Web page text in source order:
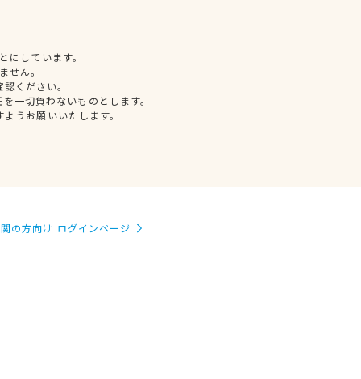
しています。
せん。
ください。
一切負わないものとします。
うお願いいたします。
の方向け ログインページ